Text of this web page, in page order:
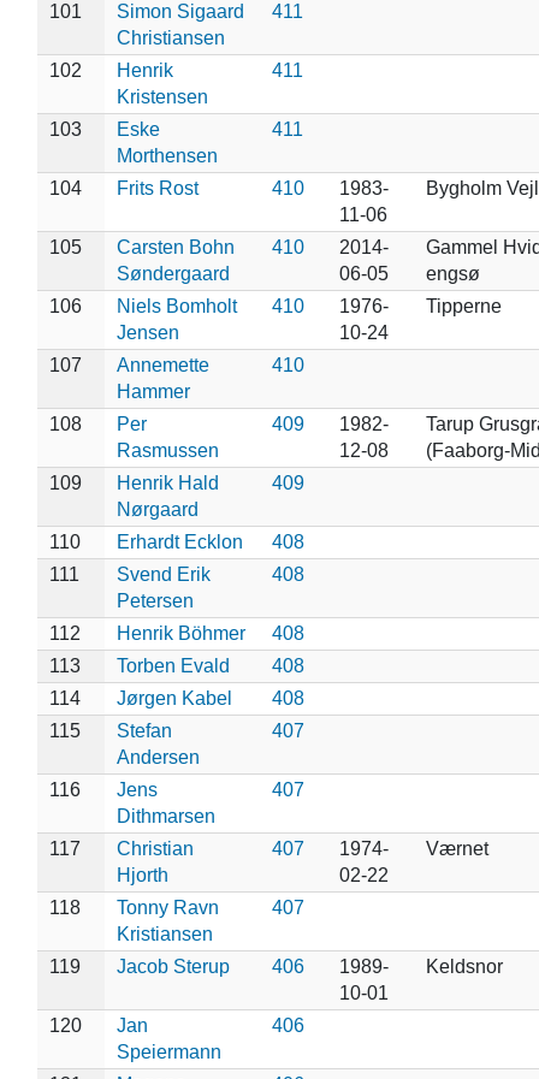
101
Simon Sigaard
Christiansen
411
102
Henrik
Kristensen
411
103
Eske
Morthensen
411
104 Frits Rost 410
1983-
11-06
Bygholm
105
Carsten Bohn
Søndergaard
410
2014-
06-05
Gammel
engsø
106
Niels Bomholt
Jensen
410
1976-
10-24
Tipperne
107
Annemette
Hammer
410
108
Per
Rasmussen
409
1982-
12-08
Tarup
(Faaborg-
109
Henrik Hald
Nørgaard
409
110 Erhardt Ecklon
408
111
Svend Erik
Petersen
408
112 Henrik Böhmer
408
113
Torben Evald
408
114
Jørgen Kabel
408
115
Stefan
Andersen
407
116
Jens
Dithmarsen
407
117
Christian
Hjorth
407
1974-
02-22
Værnet
118
Tonny Ravn
Kristiansen
407
119 Jacob Sterup 406
1989-
10-01
Keldsnor
120
Jan
Speiermann
406